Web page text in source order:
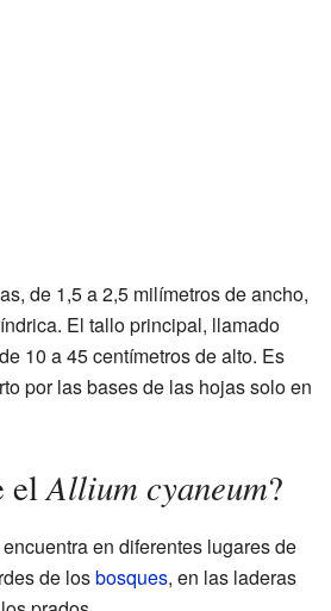
de 1,5 a 2,5 milímetros de ancho,
El tallo principal, llamado
10 a 45 centímetros de alto. Es
por las bases de las hojas solo en
elAllium cyaneum?
en diferentes lugares de
de losbosques, en las laderas